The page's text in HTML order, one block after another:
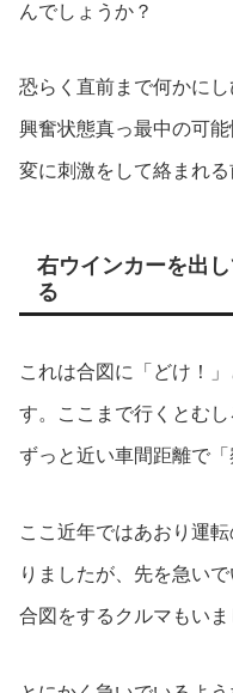
んでしょうか？
恐らく直前まで何かに
興奮状態真っ最中の可能
変に刺激をして絡まれ
右ウインカーを出
る
これは合図に「どけ！
す。ここまで行くとむし
ずっと近い車間距離で
ここ近年ではあおり運
りましたが、先を急い
合図をするクルマもいま